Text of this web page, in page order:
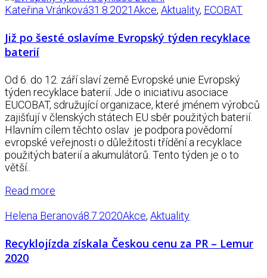
Kateřina Vránková31.8.2021Akce, Aktuality, ECOBAT
Již po šesté oslavíme Evropský týden recyklace
baterií
Od 6. do 12. září slaví země Evropské unie Evropský
týden recyklace baterií. Jde o iniciativu asociace
EUCOBAT, sdružující organizace, které jménem výrobců
zajišťují v členských státech EU sběr použitých baterií.
Hlavním cílem těchto oslav je podpora povědomí
evropské veřejnosti o důležitosti třídění a recyklace
použitých baterií a akumulátorů. Tento týden je o to
větší..
Read more
Helena Beranová8.7.2020Akce, Aktuality
Recyklojízda získala Českou cenu za PR – Lemur
2020